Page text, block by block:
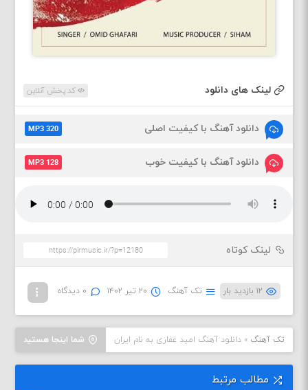
لینک های دانلود کد پخش آنلاین
دانلود آهنگ با کیفیت اصلی MP3 320
دانلود آهنگ با کیفیت خوب MP3 128
لینک کوتاه
۱۲ بازدید بار تک آهنگ ۲۰ تیر ۱۴۰۲ ۰ دیدگاه
شما اینجا هستید تک آهنگ »دانلود آهنگ امید غفاری به نام ایران
مطالب مرتبط